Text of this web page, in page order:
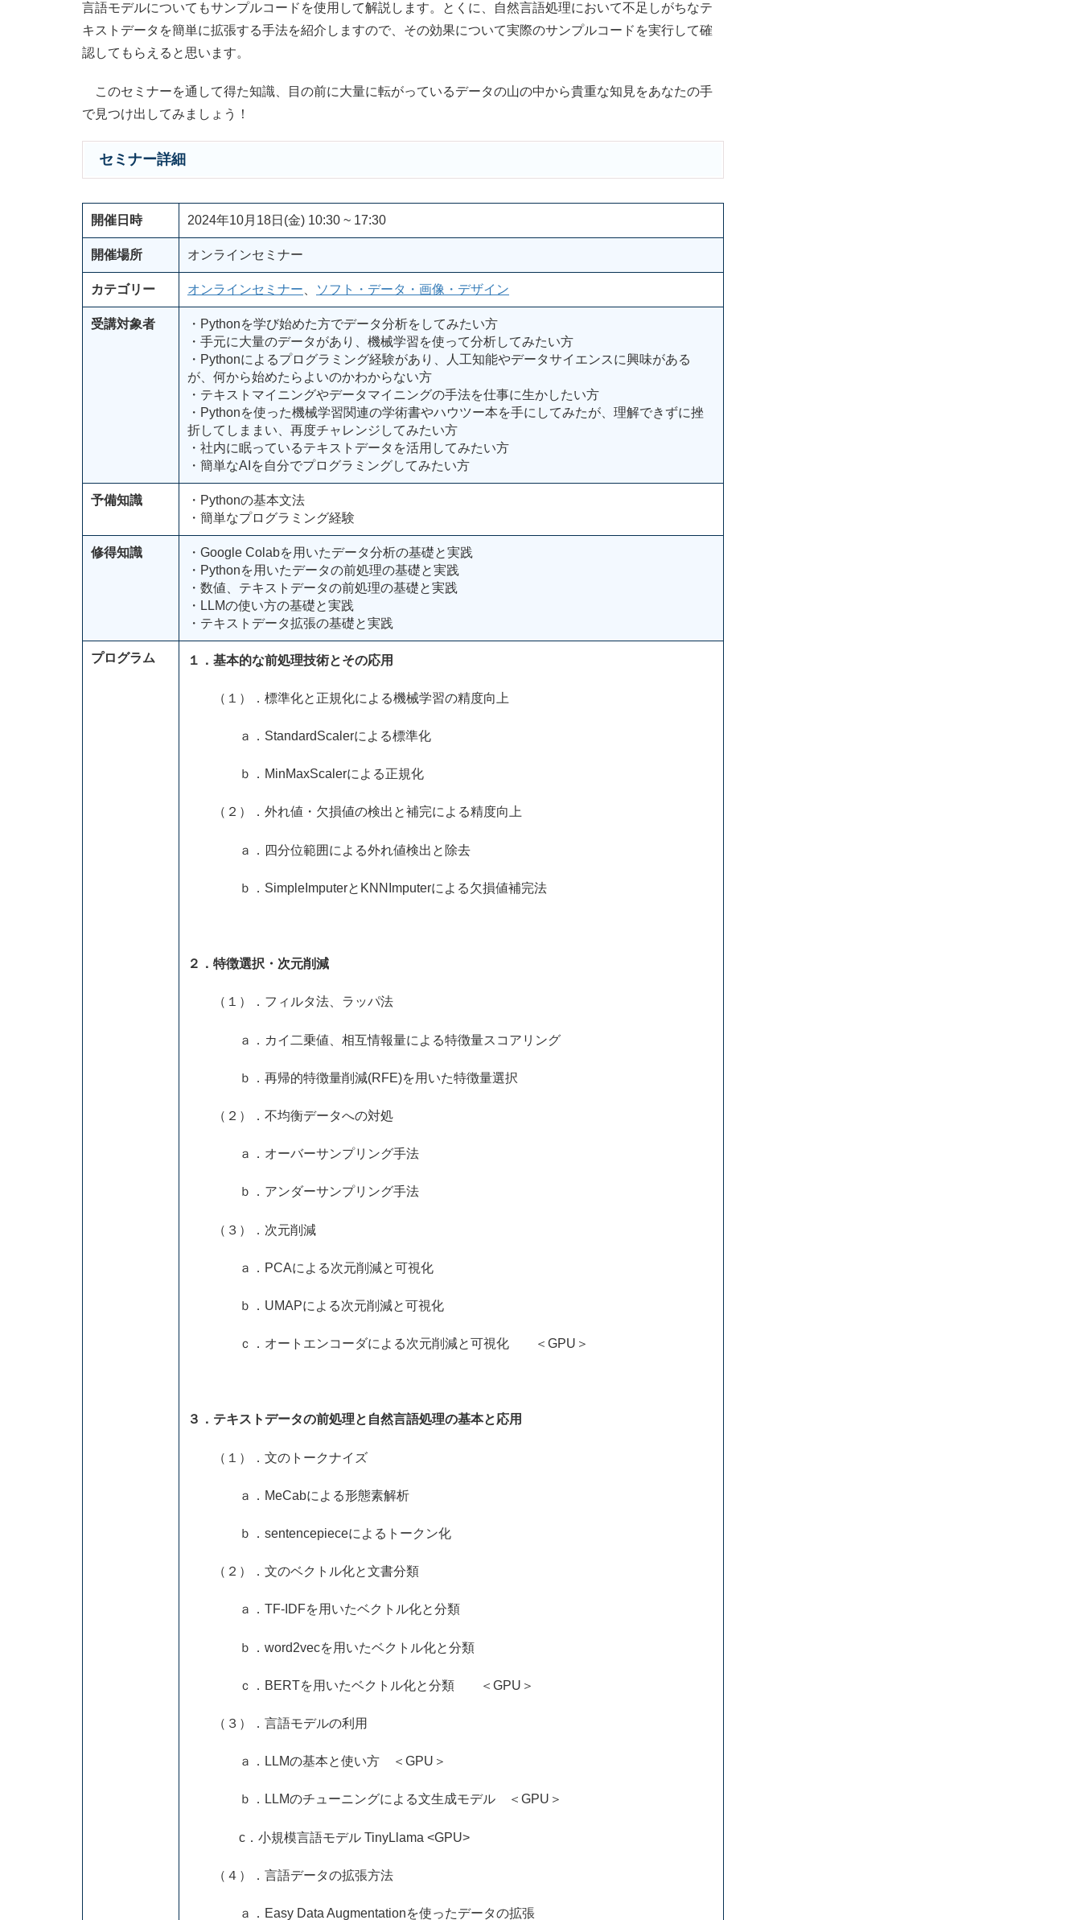
言語モデルについてもサンプルコードを使用して解説します。とくに、自然言語処理において不足しがちなテ
キストデータを簡単に拡張する手法を紹介しますので、その効果について実際のサンプルコードを実行して確
認してもらえると思います。
このセミナーを通して得た知識、目の前に大量に転がっているデータの山の中から貴重な知見をあなたの手
で見つけ出してみましょう！
セミナー詳細
開催日時 2024年10月18日(金) 10:30 ~ 17:30
開催場所 オンラインセミナー
カテゴリー オンラインセミナー ソフト・データ・画像・デザイン
受講対象者
・Pythonを学び始めた方でデータ分析をしてみたい方
・手元に大量のデータがあり、機械学習を使って分析してみたい方
・Pythonによるプログラミング経験があり、人工知能やデータサイエンスに興味がある
が、何から始めたらよいのかわからない方
・テキストマイニングやデータマイニングの手法を仕事に生かしたい方
・Pythonを使った機械学習関連の学術書やハウツー本を手にしてみたが、理解できずに挫
折してしままい、再度チャレンジしてみたい方
・社内に眠っているテキストデータを活用してみたい方
・簡単なAIを自分でプログラミングしてみたい方
予備知識
・Pythonの基本文法
・簡単なプログラミング経験
修得知識
・Google Colabを用いたデータ分析の基礎と実践
・Pythonを用いたデータの前処理の基礎と実践
・数値、テキストデータの前処理の基礎と実践
・LLMの使い方の基礎と実践
・テキストデータ拡張の基礎と実践
プログラム １．基本的な前処理技術とその応用
（１）．標準化と正規化による機械学習の精度向上
ａ．StandardScalerによる標準化
ｂ．MinMaxScalerによる正規化
（２）．外れ値・欠損値の検出と補完による精度向上
ａ．四分位範囲による外れ値検出と除去
ｂ．SimpleImputerとKNNImputerによる欠損値補完法
２．特徴選択・次元削減
（１）．フィルタ法、ラッパ法
ａ．カイ二乗値、相互情報量による特徴量スコアリング
ｂ．再帰的特徴量削減(RFE)を用いた特徴量選択
（２）．不均衡データへの対処
ａ．オーバーサンプリング手法
ｂ．アンダーサンプリング手法
（３）．次元削減
ａ．PCAによる次元削減と可視化
ｂ．UMAPによる次元削減と可視化
ｃ．オートエンコーダによる次元削減と可視化 ＜GPU＞
３．テキストデータの前処理と自然言語処理の基本と応用
（１）．文のトークナイズ
ａ．MeCabによる形態素解析
ｂ．sentencepieceによるトークン化
（２）．文のベクトル化と文書分類
ａ．TF-IDFを用いたベクトル化と分類
ｂ．word2vecを用いたベクトル化と分類
ｃ．BERTを用いたベクトル化と分類 ＜GPU＞
（３）．言語モデルの利用
ａ．LLMの基本と使い方 ＜GPU＞
ｂ．LLMのチューニングによる文生成モデル ＜GPU＞
c．小規模言語モデル TinyLlama <GPU>
（４）．言語データの拡張方法
ａ．Easy Data Augmentationを使ったデータの拡張